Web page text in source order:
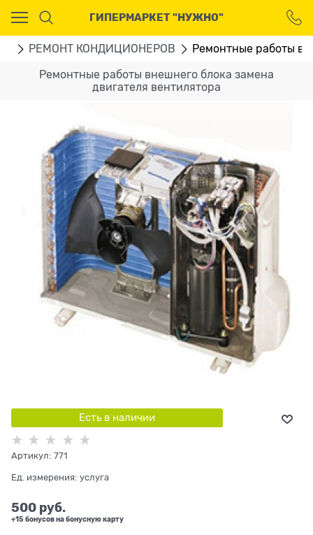
ГИПЕРМАРКЕТ "НУЖНО"
РЕМОНТ КОНДИЦИОНЕРОВ Ремонтные работы
Ремонтные работы внешнего блока замена
двигателя вентилятора
Есть в наличии
Артикул: 771
Ед. измерения: услуга
500 руб.
+15 бонусов на бонусную карту
Ваш город - Москва,
угадали?
ДА НЕТ